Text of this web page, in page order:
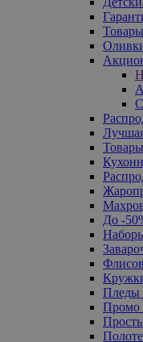
Товары
До -
Пледы
Промо